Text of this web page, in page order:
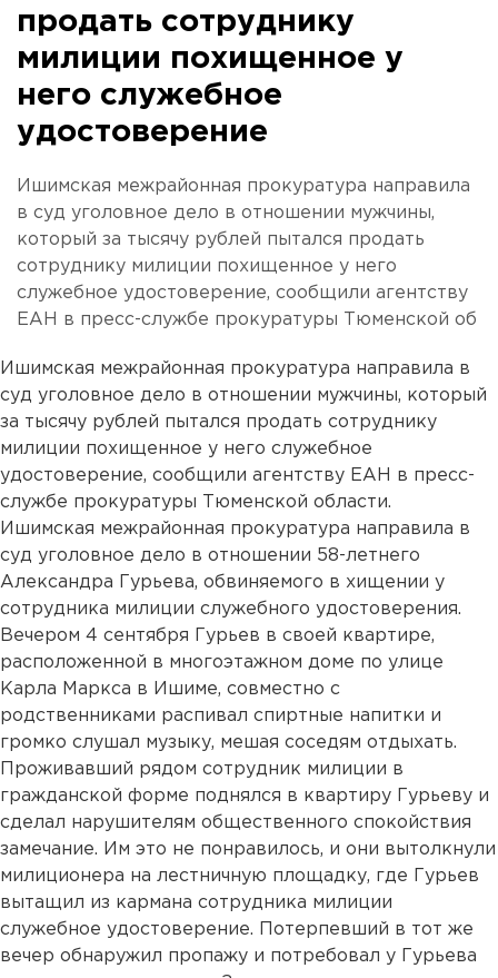
продать сотруднику
милиции похищенное у
него служебное
удостоверение
Ишимская межрайонная прокуратура направила
в суд уголовное дело в отношении мужчины,
который за тысячу рублей пытался продать
сотруднику милиции похищенное у него
служебное удостоверение, сообщили агентству
ЕАН в пресс-службе прокуратуры Тюменской об
Ишимская межрайонная прокуратура направила в
суд уголовное дело в отношении мужчины, который
за тысячу рублей пытался продать сотруднику
милиции похищенное у него служебное
удостоверение, сообщили агентству ЕАН в пресс-
службе прокуратуры Тюменской области.
Ишимская межрайонная прокуратура направила в
суд уголовное дело в отношении 58-летнего
Александра Гурьева, обвиняемого в хищении у
сотрудника милиции служебного удостоверения.
Вечером 4 сентября Гурьев в своей квартире,
расположенной в многоэтажном доме по улице
Карла Маркса в Ишиме, совместно с
родственниками распивал спиртные напитки и
громко слушал музыку, мешая соседям отдыхать.
Проживавший рядом сотрудник милиции в
гражданской форме поднялся в квартиру Гурьеву и
сделал нарушителям общественного спокойствия
замечание. Им это не понравилось, и они вытолкнули
милиционера на лестничную площадку, где Гурьев
вытащил из кармана сотрудника милиции
служебное удостоверение. Потерпевший в тот же
вечер обнаружил пропажу и потребовал у Гурьева